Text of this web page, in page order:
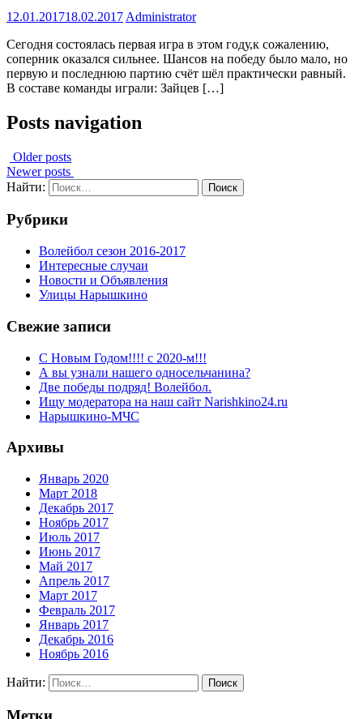
12.01.201718.02.2017 Administrator
Сегодня состоялась первая игра в этом году,к сожалению,
соперник оказался сильнее. Шансов на победу было мало, но
первую и последнюю партию счёт шёл практически равный.
В составе команды играли: Зайцев […]
Posts navigation
Older posts
Newer posts
Найти:
Рубрики
Волейбол сезон 2016-2017
Интересные случаи
Новости и Объявления
Улицы Нарышкино
Свежие записи
С Новым Годом!!!! с 2020-м!!!
А вы узнали нашего односельчанина?
Две победы подряд! Волейбол.
Ищу модератора на наш сайт Narishkino24.ru
Нарышкино-МЧС
Архивы
Январь 2020
Март 2018
Декабрь 2017
Ноябрь 2017
Июль 2017
Июнь 2017
Май 2017
Апрель 2017
Март 2017
Февраль 2017
Январь 2017
Декабрь 2016
Ноябрь 2016
Найти:
Метки